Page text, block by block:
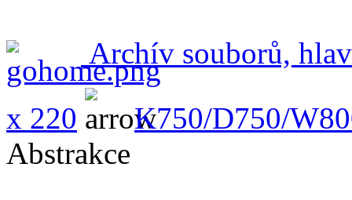
Archív souborů,
x 220
K750/D750/
Abstrakce